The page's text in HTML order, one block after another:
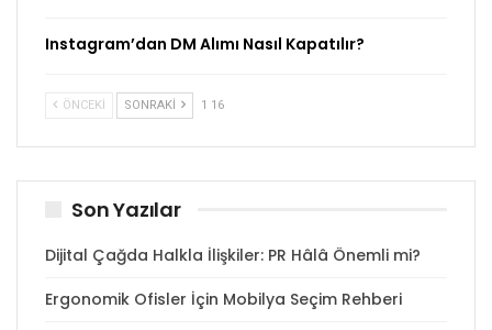
Instagram’dan DM Alımı Nasıl Kapatılır?
ÖNCEKI SONRAKI 1 16
Son Yazılar
Dijital Çağda Halkla İlişkiler: PR Hâlâ Önemli mi?
Ergonomik Ofisler İçin Mobilya Seçim Rehberi